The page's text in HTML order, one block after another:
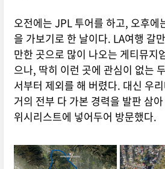
오전에는 JPL 투어를 하고, 오후에
을 가보기로 한 날이다. LA여행 갈
만한 곳으로 많이 나오는 게티뮤지
으나, 딱히 이런 곳에 관심이 없는
서부터 제외를 해 버렸다. 대신 우
거의 전부 다 가본 경력을 발판 삼
위시리스트에 넣어두어 방문했다.